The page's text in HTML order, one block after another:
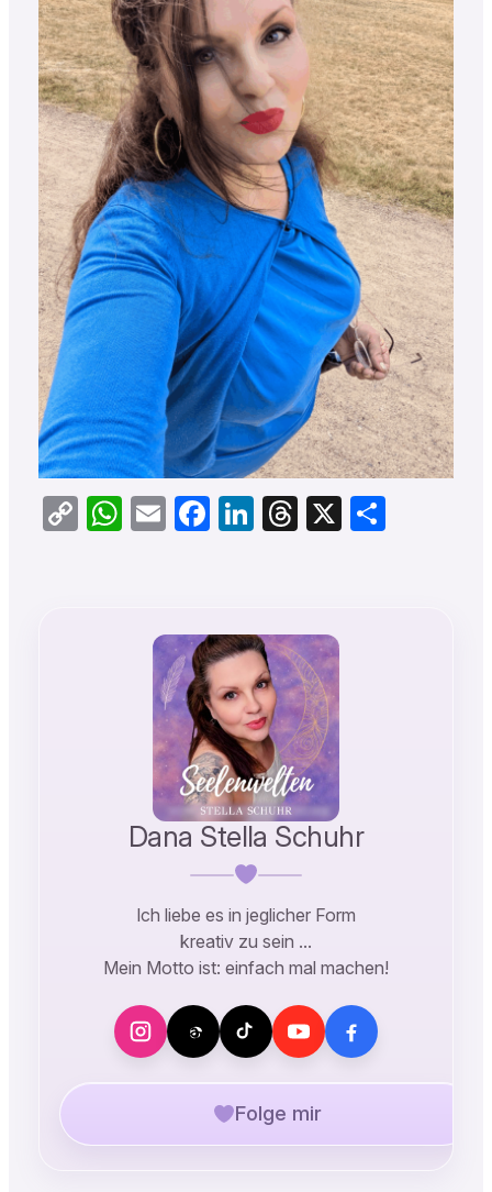
CopyWhatsApp
EmailFacebook
LinkedIn
Threads
X Teilen
Dana Stella Schuhr
Ich liebe es in jeglicher Form
kreativ zu sein …
Mein Motto ist: einfach mal machen!
Folge mir